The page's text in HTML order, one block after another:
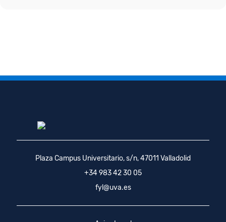
Plaza Campus Universitario, s/n, 47011 Valladolid
+34 983 42 30 05
fyl@uva.es